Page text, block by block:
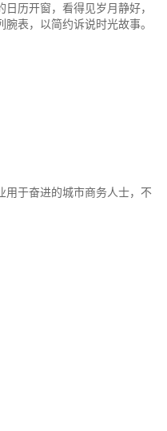
历开窗，看得见岁月静好，
表，以简约诉说时光故事。
用于奋进的城市商务人士，不